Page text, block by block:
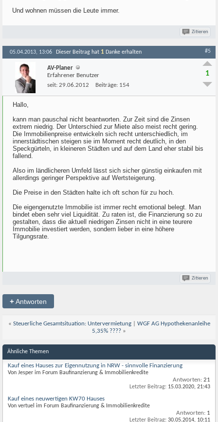
Und wohnen müssen die Leute immer.
Zitieren
05.04.2013, 13:06 Dieser Beitrag hat 1 Danke erhalten #5
AV-Planer
Erfahrener Benutzer
seit: 29.06.2012 Beiträge: 154
1
Hallo,
kann man pauschal nicht beantworten. Zur Zeit sind die Zinsen
extrem niedrig. Der Unterschied zur Miete also meist recht gering.
Die Immobilienpreise entwickeln sich recht unterschiedlich, im
innerstädtischen steigen sie im Moment recht deutlich, in den
Speckgürteln, in kleineren Städten und auf dem Land eher stabil bis
fallend.
Also im ländlicheren Umfeld lässt sich sicher günstig einkaufen mit
allerdings geringer Perspektive auf Wertsteigerung.
Die Preise in den Städten halte ich oft schon für zu hoch.
Die eigengenutzte Immobilie ist immer recht emotional belegt. Man
bindet eben sehr viel Liquidität. Zu raten ist, die Finanzierung so zu
gestalten, dass die aktuell niedrigen Zinsen nicht in eine teurere
Immobilie investiert werden, sondern lieber in eine höhere
Tilgungsrate.
Zitieren
+Antworten
« Steuerliche Gesamtsituation: Untervermietung| WGF AG Hypothekenanleihe
5,35% ???? »
Ähnliche Themen
Kauf eines Hauses zur Eigennutzung in NRW - sinnvolle Finanzierung
Von Jesper im Forum Baufinanzierung & Immobilienkredite
Antworten: 21
Letzter Beitrag: 15.03.2020, 21:43
Kauf eines neuwertigen KW70 Hauses
Von vertuel im Forum Baufinanzierung & Immobilienkredite
Antworten: 1
Letzter Beitrag: 30.05.2014, 10:11